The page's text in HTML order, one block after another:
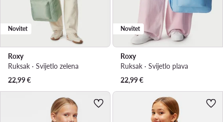
Novitet
Roxy
Ruksak · Svijetlo zelena
22,99€
Novitet
Roxy
Ruksak · Svijetlo plava
22,99€